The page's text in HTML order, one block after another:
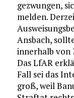
gezwungen,
melden.
Ansbach,
innerhalb von
Das LfAR
Fall sei das
groß, weil